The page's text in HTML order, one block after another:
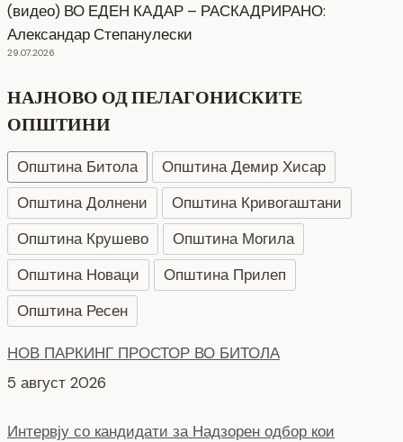
(видео) ВО ЕДЕН КАДАР – РАСКАДРИРАНО:
Александар Степанулески
29.07.2026
НАЈНОВО ОД ПЕЛАГОНИСКИТЕ
ОПШТИНИ
Општина Битола
Општина Демир Хисар
Општина Долнени
Општина Кривогаштани
Општина Крушево
Општина Могила
Општина Новаци
Општина Прилеп
Општина Ресен
НОВ ПАРКИНГ ПРОСТОР ВО БИТОЛА
5 август 2026
Интервју со кандидати за Надзорен одбор кои